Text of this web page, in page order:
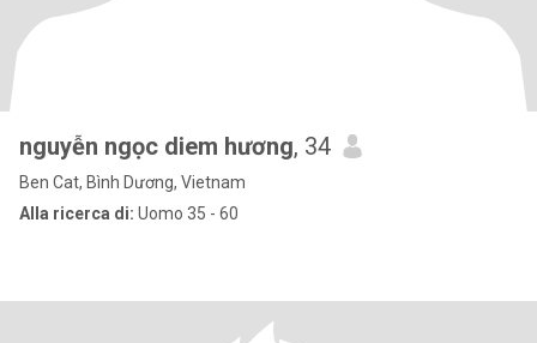
nguyễn ngọc diem hương, 34
Ben Cat, Bình Dương, Vietnam
Alla ricerca di: Uomo 35 - 60